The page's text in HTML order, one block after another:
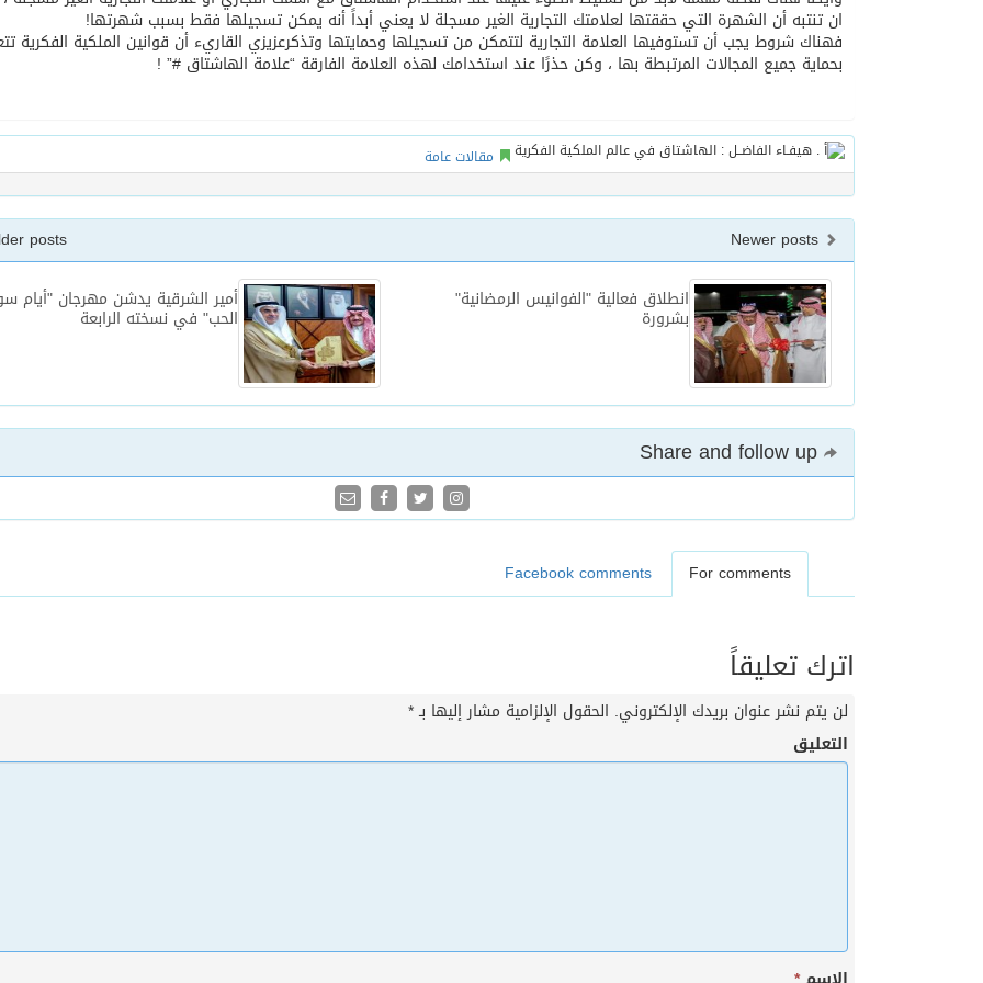
ان تنتبه أن الشهرة التي حققتها لعلامتك التجارية الغير مسجلة لا يعني أبداً أنه يمكن تسجيلها فقط بسبب شهرتها!
فهناك شروط يجب أن تستوفيها العلامة التجارية لتتمكن من تسجيلها وحمايتها وتذكرعزيزي القاريء أن قوانين الملكية الفكرية
بحماية جميع المجالات المرتبطة بها ، وكن حذرًا عند استخدامك لهذه العلامة الفارقة “علامة الهاشتاق #” !
مقالات عامة
posts
أمير الشرقية يدشن مهرجان "أيام
الحب" في نسخته الرابعة
انطلاق فعالية "الفوانيس الرمضانية"
بشرورة
For comments
Facebook comments
اترك تعليقاً
لن يتم نشر عنوان بريدك الإلكتروني. الحقول الإلزامية مشار إليها بـ*
التعليق